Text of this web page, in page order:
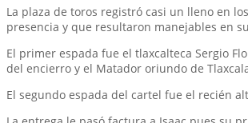
La plaza de toros registró casi un lleno en
presencia y que resultaron manejables en
El primer espada fue el tlaxcalteca Sergio
del encierro y el Matador oriundo de
El segundo espada del cartel fue el recién